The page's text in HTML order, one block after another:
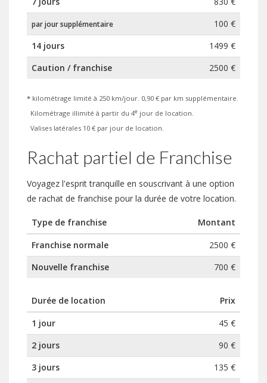
par jour supplémentaire
100 €
14 jours
1499 €
Caution / franchise
2500 €
* kilométrage limité à 250 km/jour. 0,90 € par km supplémentaire.
Kilométrage illimité à partir du 4e jour de location.
Valises latérales 10 € par jour de location.
Rachat partiel de Franchise
Voyagez l'esprit tranquille en souscrivant à une option
de rachat de franchise pour la durée de votre location.
Type de franchise
Montant
Franchise normale
2500 €
Nouvelle franchise
700 €
Durée de location
Prix
1 jour
45 €
2 jours
90 €
3 jours
135 €